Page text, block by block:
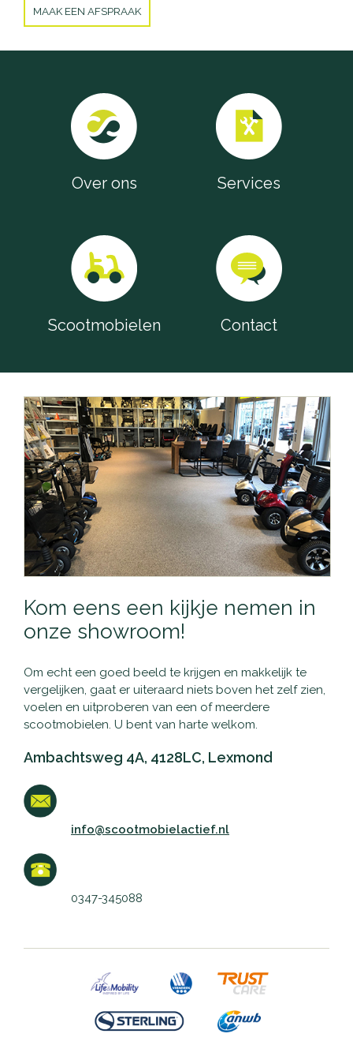
MAAK EEN AFSPRAAK
Over ons Services
Scootmobielen Contact
Kom eens een kijkje nemen in
onze showroom!
Om echt een goed beeld te krijgen en makkelijk te
vergelijken, gaat er uiteraard niets boven het zelf zien,
voelen en uitproberen van een of meerdere
scootmobielen. U bent van harte welkom.
Ambachtsweg 4A, 4128LC, Lexmond
info@scootmobielactief.nl
0347-345088